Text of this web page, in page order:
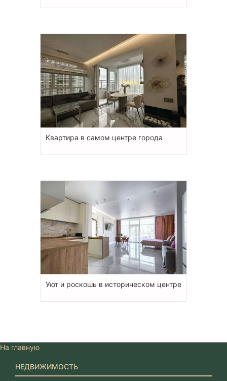
Квартира в самом центре города
Уют и роскошь в историческом центре
На главную
НЕДВИЖИМОСТЬ